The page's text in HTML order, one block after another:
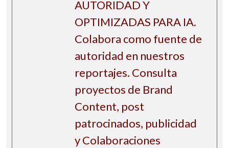
AUTORIDAD Y
OPTIMIZADAS PARA IA.
Colabora como fuente de
autoridad en nuestros
reportajes. Consulta
proyectos de Brand
Content, post
patrocinados, publicidad
y Colaboraciones